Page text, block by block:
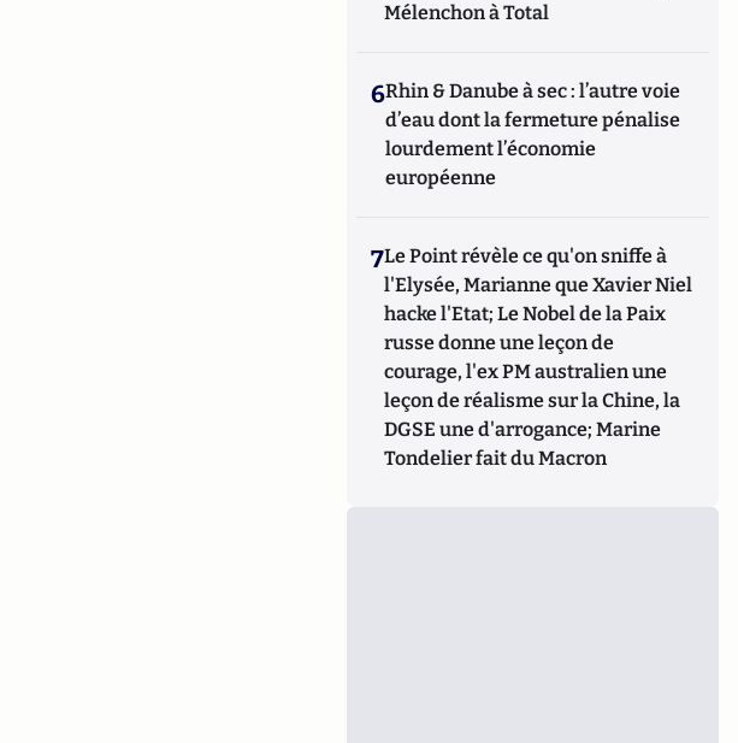
Mélenchon à Total
6Rhin & Danube à sec : l’autre voie
d’eau dont la fermeture pénalise
lourdement l’économie
européenne
7Le Point révèle ce qu'on sniffe à
l'Elysée, Marianne que Xavier Niel
hacke l'Etat; Le Nobel de la Paix
russe donne une leçon de
courage, l'ex PM australien une
leçon de réalisme sur la Chine, la
DGSE une d'arrogance; Marine
Tondelier fait du Macron